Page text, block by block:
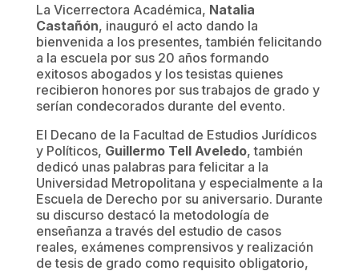
La Vicerrectora Académica, Natalia
Castañón, inauguró el acto dando la
bienvenida a los presentes, también felicitando
a la escuela por sus 20 años formando
exitosos abogados y los tesistas quienes
recibieron honores por sus trabajos de grado y
serían condecorados durante del evento.
El Decano de la Facultad de Estudios Jurídicos
y Políticos, Guillermo Tell Aveledo, también
dedicó unas palabras para felicitar a la
Universidad Metropolitana y especialmente a la
Escuela de Derecho por su aniversario. Durante
su discurso destacó la metodología de
enseñanza a través del estudio de casos
reales, exámenes comprensivos y realización
de tesis de grado como requisito obligatorio,